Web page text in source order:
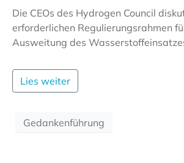
Die CEOs des Hydrogen Council
erforderlichen Regulierungsrahmen
Ausweitung des
Lies weiter
Gedankenführung